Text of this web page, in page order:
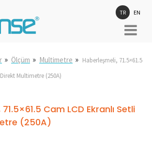
TR EN
» Ölçüm » Multimetre » Haberleşmeli, 71.5×61.5
Multimetre (250A)
Cam LCD Ekranlı Setli
(250A)